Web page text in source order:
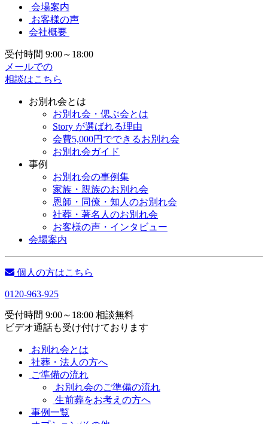
会場案内
お客様の声
会社概要
受付時間 9:00～18:00
メールでの
相談はこちら
お別れ会とは
お別れ会・偲ぶ会とは
Story が選ばれる理由
会費5,000円でできるお別れ会
お別れ会ガイド
事例
お別れ会の事例集
家族・親族のお別れ会
恩師・同僚・知人のお別れ会
社葬・著名人のお別れ会
お客様の声・インタビュー
会場案内
個人の方はこちら
0120-963-925
受付時間 9:00～18:00 相談無料
ビデオ通話も受け付けております
お別れ会とは
社葬・法人の方へ
ご準備の流れ
お別れ会のご準備の流れ
生前葬をお考えの方へ
事例一覧